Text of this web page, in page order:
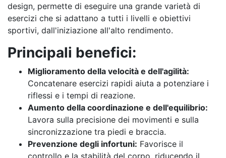
design, permette di eseguire una grande varietà di
esercizi che si adattano a tutti i livelli e obiettivi
sportivi, dall'iniziazione all'alto rendimento.
Principali benefici:
Miglioramento della velocità e dell'agilità:
Concatenare esercizi rapidi aiuta a potenziare i
riflessi e i tempi di reazione.
Aumento della coordinazione e dell'equilibrio:
Lavora sulla precisione dei movimenti e sulla
sincronizzazione tra piedi e braccia.
Prevenzione degli infortuni: Favorisce il